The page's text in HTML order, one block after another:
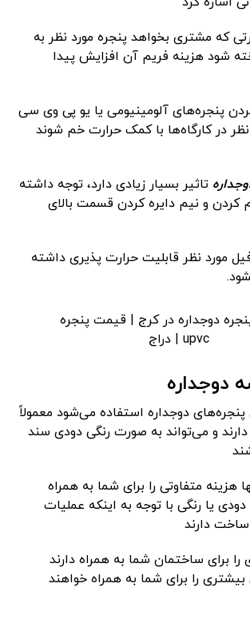
که مشتری بخواهد پنجره مورد نظر به
شود هزینه فریم آن افزایش پیدا
پنجره‌های آلومینیومی یا یو پی وی سی
نظر در کارگاه‌ها با کمک حرارت خم شوند
تاثیر بسیار زیادی دارد، توجه داشته
کردن و نیم دایره کردن قسمت بالای
مورد نظر قابلیت حرارت پذیری داشته
دوجداره استفاده می‌شود معمولاً
و می‌تواند به صورت رنگی دودی سند
هزینه متفاوتی را برای شما به همراه
یا رنگی با توجه به اینکه عملیات
دارند
را برای ساختمان شما به همراه دارند
بیشتری را برای شما به همراه خواهند